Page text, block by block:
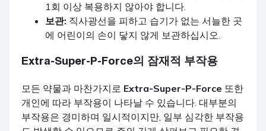
1회 이상 복용하지 않아야 합니다.
보관: 직사광선을 피하고 습기가 없는 서늘한 곳
에 어린이의 손이 닿지 않게 보관하십시오.
Extra-Super-P-Force의 잠재적 부작용
모든 약물과 마찬가지로 Extra-Super-P-Force 또한
개인에 따라 부작용이 나타날 수 있습니다. 대부분의
부작용은 경미하며 일시적이지만, 일부 심각한 부작용